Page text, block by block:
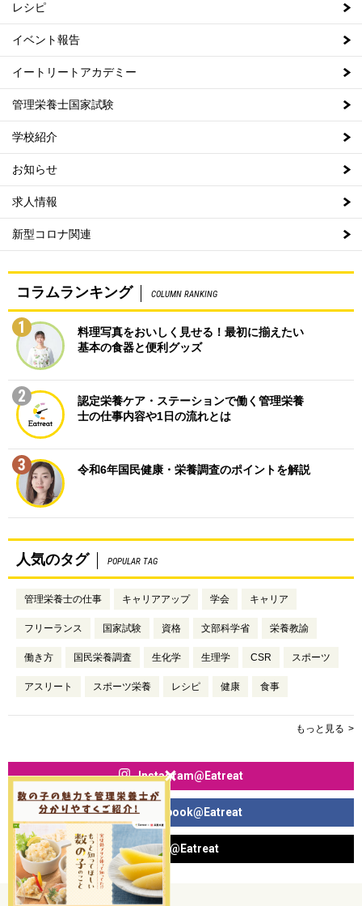
レシピ
イベント報告
イートリートアカデミー
管理栄養士国家試験
学校紹介
お知らせ
求人情報
新型コロナ関連
コラムランキング COLUMN RANKING
1
料理写真をおいしく見せる！最初に揃えたい
基本の食器と便利グッズ
2
認定栄養ケア・ステーションで働く管理栄養
士の仕事内容や1日の流れとは
3 令和6年国民健康・栄養調査のポイントを解説
人気のタグ POPULAR TAG
管理栄養士の仕事 キャリアアップ 学会 キャリア
フリーランス 国家試験 資格 文部科学省 栄養教諭
働き方 国民栄養調査 生化学 生理学 CSR スポーツ
アスリート スポーツ栄養 レシピ 健康 食事
もっと見る
Instagram@Eatreat
Facebook@Eatreat
X@Eatreat